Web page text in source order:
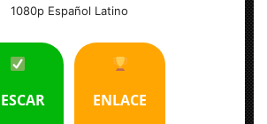
1080p Español Latino
ENLACE